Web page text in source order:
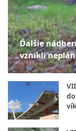
Ďalšie
vznikli